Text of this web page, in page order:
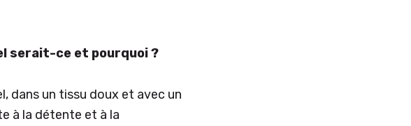
serait-ce et pourquoi ?
dans un tissu doux et avec un
à la détente et à la